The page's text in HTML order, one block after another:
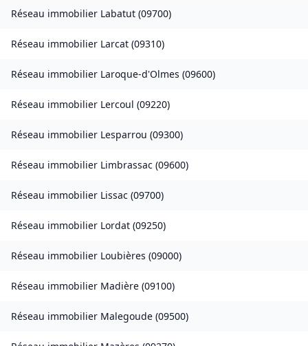
Réseau immobilier Labatut (09700)
Réseau immobilier Larcat (09310)
Réseau immobilier Laroque-d'Olmes (09600)
Réseau immobilier Lercoul (09220)
Réseau immobilier Lesparrou (09300)
Réseau immobilier Limbrassac (09600)
Réseau immobilier Lissac (09700)
Réseau immobilier Lordat (09250)
Réseau immobilier Loubières (09000)
Réseau immobilier Madière (09100)
Réseau immobilier Malegoude (09500)